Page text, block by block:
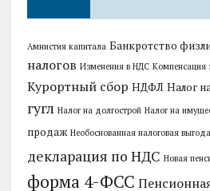
Амнистия капитала Банкротство
налогов Изменения в НДС Компенсация
Курортный сбор НДФЛ Налог
гугл Налог на долгострой Налог на
продаж Необоснованная налоговая выгода
декларация по НДС Новая
форма 4-ФСС